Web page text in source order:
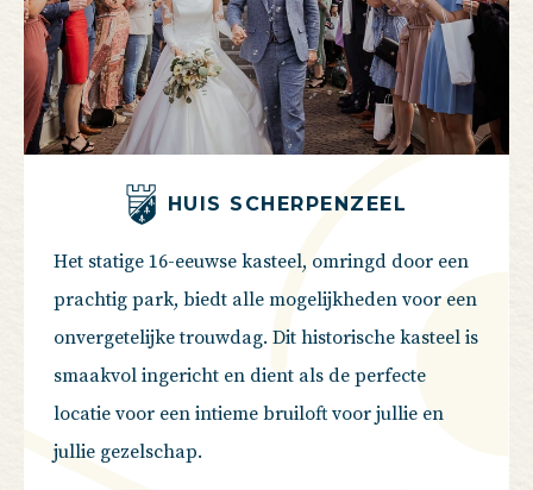
HUIS SCHERPENZEEL
Het statige 16-eeuwse kasteel, omringd door een
prachtig park, biedt alle mogelijkheden voor een
onvergetelijke trouwdag. Dit historische kasteel is
smaakvol ingericht en dient als de perfecte
locatie voor een intieme bruiloft voor jullie en
jullie gezelschap.